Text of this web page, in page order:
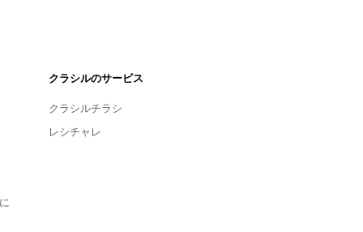
クラシルのサービス
クラシルチラシ
レシチャレ